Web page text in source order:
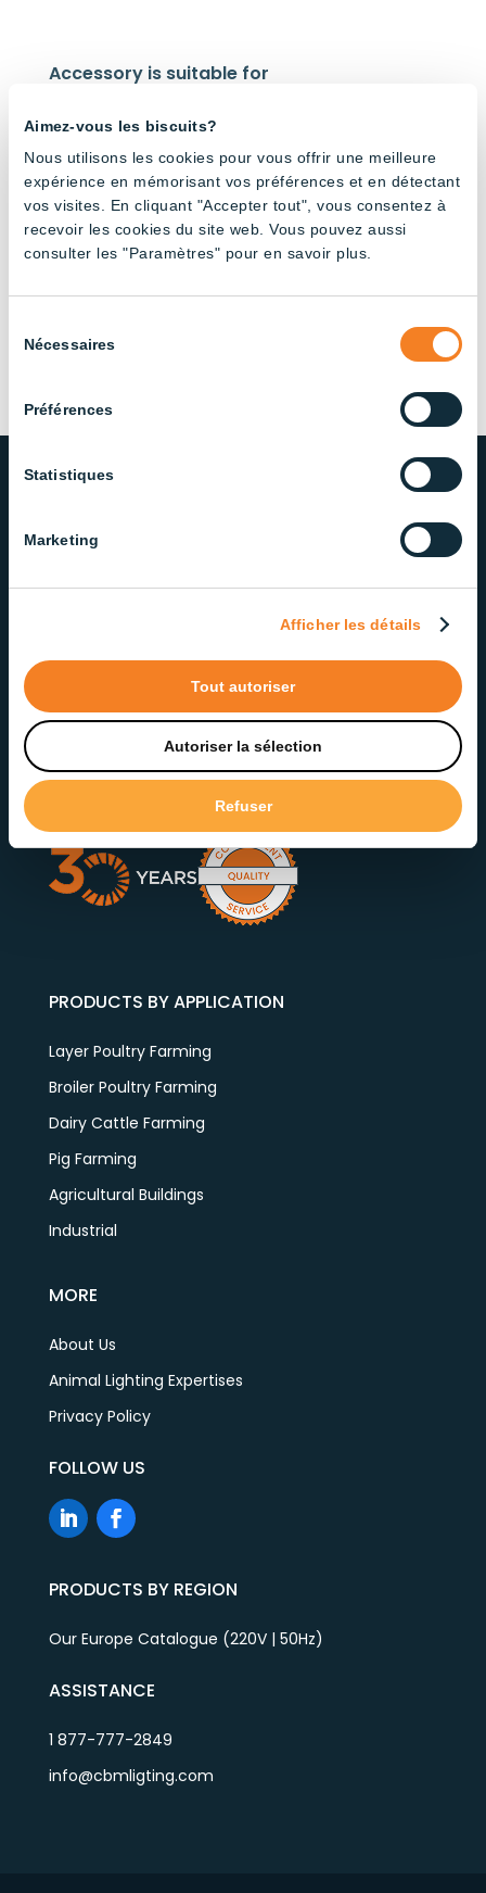
Aimez-vous les biscuits?
Nous utilisons les cookies pour vous offrir une meilleure
expérience en mémorisant vos préférences et en détectant
vos visites. En cliquant "Accepter tout", vous consentez à
recevoir les cookies du site web. Vous pouvez aussi
consulter les "Paramètres" pour en savoir plus.
duNécessaires
Préférences
Statistiques
Marketing
Afficher les détails
Tout autoriser
Autoriser la sélection
Refuser
Accessory is suitable for
48V
Tube –
48V
Tube –
White
OUR COMMITMENT TO QUALITY
AND SERVICE
meet the highest standards of quality and
service at every step.
Contact our Support Team
PRODUCTS BY APPLICATION
Layer Poultry Farming
Broiler Poultry Farming
Dairy Cattle Farming
Pig Farming
Agricultural Buildings
Industrial
MORE
About Us
Animal Lighting Expertises
Privacy Policy
FOLLOW US
PRODUCTS BY REGION
Our Europe Catalogue (220V | 50Hz)
ASSISTANCE
1 877-777-2849
info@cbmligting.com